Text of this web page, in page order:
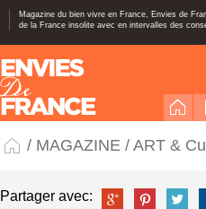
Magazine du bien vivre en France, Envies de
de la France insolite avec en intervalles des
/ MAGAZINE / ART &
Partager avec: